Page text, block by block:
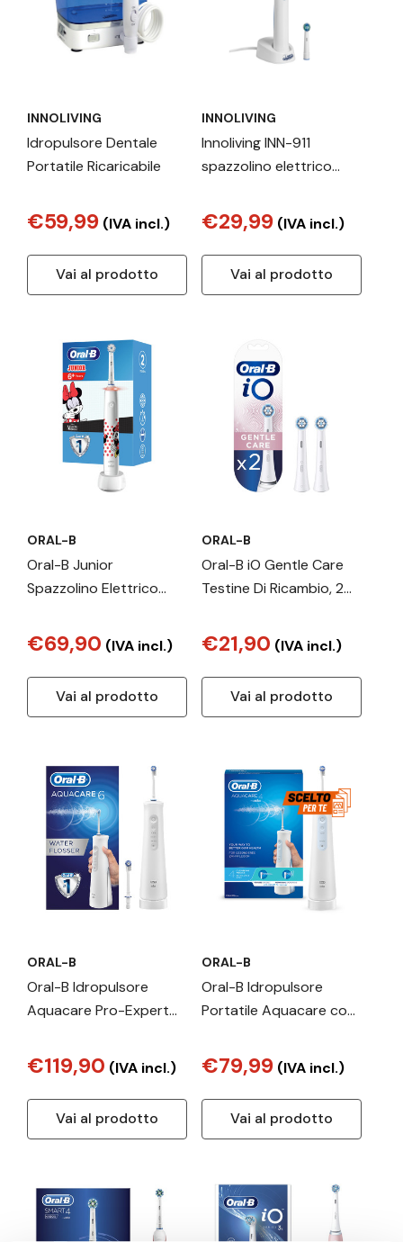
INNOLIVING
Idropulsore Dentale
Portatile Ricaricabile
€59,99 (IVA incl.)
Vai al prodotto
INNOLIVING
Innoliving INN-911
spazzolino elettrico
oscillante Bianco
€29,99 (IVA incl.)
Vai al prodotto
ORAL-B
Oral-B Junior
Spazzolino Elettrico
per Bambini. 1
Spazzolino + 1 Testina
€69,90 (IVA incl.)
Vai al prodotto
ORAL-B
Oral-B iO Gentle Care
Testine Di Ricambio, 2
€21,90 (IVA incl.)
Vai al prodotto
ORAL-B
Oral-B Idropulsore
Aquacare Pro-Expert
€119,90 (IVA incl.)
Vai al prodotto
ORAL-B
Oral-B Idropulsore
Portatile Aquacare con
€79,99 (IVA incl.)
Vai al prodotto